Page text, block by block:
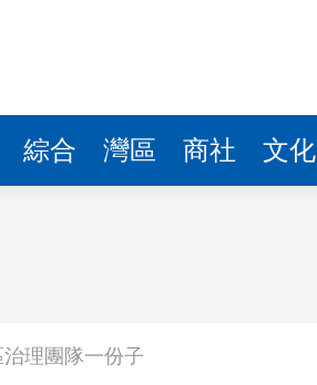
綜合 灣區 商社 文化
理團隊一份子